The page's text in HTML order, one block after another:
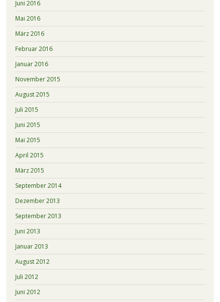
Juni 2016
Mai 2016
März 2016
Februar 2016
Januar 2016
November 2015
August 2015
Juli 2015
Juni 2015
Mai 2015
April 2015
März 2015
September 2014
Dezember 2013
September 2013
Juni 2013
Januar 2013
August 2012
Juli 2012
Juni 2012